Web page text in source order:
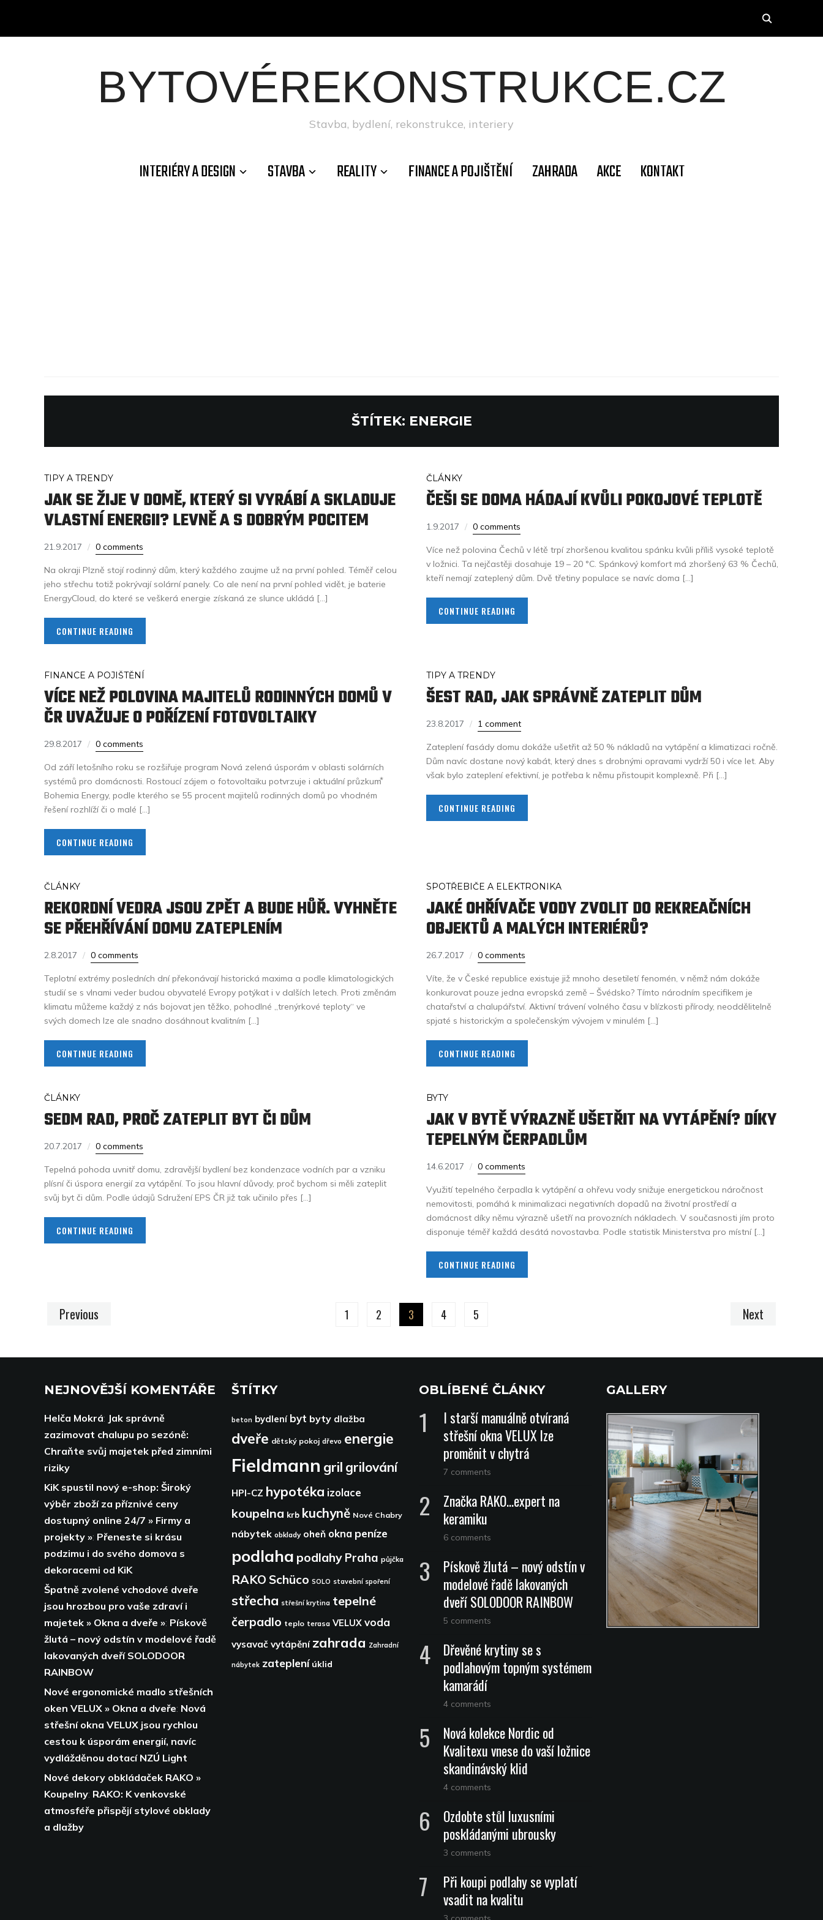
BYTOVÉREKONSTRUKCE.CZ
Stavba, bydlení, rekonstrukce, interiery
INTERIÉRY A DESIGN STAVBA REALITY FINANCE A POJIŠTĚNÍ ZAHRADA AKCE KONTAKT
ŠTÍTEK: ENERGIE
TIPY A TRENDY
JAK SE ŽIJE V DOMĚ, KTERÝ SI VYRÁBÍ A SKLADUJE
VLASTNÍ ENERGII? LEVNĚ A S DOBRÝM POCITEM
21.9.2017 0 comments
Na okraji Plzně stojí rodinný dům, který každého zaujme už na první pohled. Téměř celou
jeho střechu totiž pokrývají solární panely. Co ale není na první pohled vidět, je baterie
EnergyCloud, do které se veškerá energie získaná ze slunce ukládá […]
CONTINUE READING
ČLÁNKY
ČEŠI SE DOMA HÁDAJÍ KVŮLI POKOJOVÉ TEPLOTĚ
1.9.2017 0 comments
Více než polovina Čechů v létě trpí zhoršenou kvalitou spánku kvůli příliš vysoké teplotě
v ložnici. Ta nejčastěji dosahuje 19 – 20 °C. Spánkový komfort má zhoršený 63 % Čechů,
kteří nemají zateplený dům. Dvě třetiny populace se navíc doma […]
CONTINUE READING
FINANCE A POJIŠTĚNÍ
VÍCE NEŽ POLOVINA MAJITELŮ RODINNÝCH DOMŮ V
ČR UVAŽUJE O POŘÍZENÍ FOTOVOLTAIKY
29.8.2017 0 comments
Od září letošního roku se rozšiřuje program Nová zelená úsporám v oblasti solárních
systémů pro domácnosti. Rostoucí zájem o fotovoltaiku potvrzuje i aktuální průzkum⃰
Bohemia Energy, podle kterého se 55 procent majitelů rodinných domů po vhodném
řešení rozhlíží či o malé […]
CONTINUE READING
TIPY A TRENDY
ŠEST RAD, JAK SPRÁVNĚ ZATEPLIT DŮM
23.8.2017 1 comment
Zateplení fasády domu dokáže ušetřit až 50 % nákladů na vytápění a klimatizaci ročně.
Dům navíc dostane nový kabát, který dnes s drobnými opravami vydrží 50 i více let. Aby
však bylo zateplení efektivní, je potřeba k němu přistoupit komplexně. Při […]
CONTINUE READING
ČLÁNKY
REKORDNÍ VEDRA JSOU ZPĚT A BUDE HŮŘ. VYHNĚTE
SE PŘEHŘÍVÁNÍ DOMU ZATEPLENÍM
2.8.2017 0 comments
Teplotní extrémy posledních dní překonávají historická maxima a podle klimatologických
studií se s vlnami veder budou obyvatelé Evropy potýkat i v dalších letech. Proti změnám
klimatu můžeme každý z nás bojovat jen těžko, pohodlné „trenýrkové teploty“ ve
svých domech lze ale snadno dosáhnout kvalitním […]
CONTINUE READING
SPOTŘEBIČE A ELEKTRONIKA
JAKÉ OHŘÍVAČE VODY ZVOLIT DO REKREAČNÍCH
OBJEKTŮ A MALÝCH INTERIÉRŮ?
26.7.2017 0 comments
Víte, že v České republice existuje již mnoho desetiletí fenomén, v němž nám dokáže
konkurovat pouze jedna evropská země – Švédsko? Tímto národním specifikem je
chatařství a chalupářství. Aktivní trávení volného času v blízkosti přírody, neoddělitelně
spjaté s historickým a společenským vývojem v minulém […]
CONTINUE READING
ČLÁNKY
SEDM RAD, PROČ ZATEPLIT BYT ČI DŮM
20.7.2017 0 comments
Tepelná pohoda uvnitř domu, zdravější bydlení bez kondenzace vodních par a vzniku
plísní či úspora energií za vytápění. To jsou hlavní důvody, proč bychom si měli zateplit
svůj byt či dům. Podle údajů Sdružení EPS ČR již tak učinilo přes […]
CONTINUE READING
BYTY
JAK V BYTĚ VÝRAZNĚ UŠETŘIT NA VYTÁPĚNÍ? DÍKY
TEPELNÝM ČERPADLŮM
14.6.2017 0 comments
Využití tepelného čerpadla k vytápění a ohřevu vody snižuje energetickou náročnost
nemovitosti, pomáhá k minimalizaci negativních dopadů na životní prostředí a
domácnost díky němu výrazně ušetří na provozních nákladech. V současnosti jím proto
disponuje téměř každá desátá novostavba. Podle statistik Ministerstva pro místní […]
CONTINUE READING
Previous 1 2 3 4 5 Next
NEJNOVĚJŠÍ KOMENTÁŘE
Helča Mokrá: Jak správně
zazimovat chalupu po sezóně:
Chraňte svůj majetek před zimními
riziky
KiK spustil nový e-shop: Široký
výběr zboží za příznivé ceny
dostupný online 24/7 » Firmy a
projekty »: Přeneste si krásu
podzimu i do svého domova s
dekoracemi od KiK
Špatně zvolené vchodové dveře
jsou hrozbou pro vaše zdraví i
majetek » Okna a dveře »: Pískově
žlutá – nový odstín v modelové řadě
lakovaných dveří SOLODOOR
RAINBOW
Nové ergonomické madlo střešních
oken VELUX » Okna a dveře: Nová
střešní okna VELUX jsou rychlou
cestou k úsporám energií, navíc
vydlážděnou dotací NZÚ Light
Nové dekory obkládaček RAKO »
Koupelny: RAKO: K venkovské
atmosféře přispějí stylové obklady
a dlažby
ŠTÍTKY
beton bydlení byt byty dlažba
dveře dětský pokoj dřevo energie
Fieldmann gril grilování
HPI-CZ hypotéka izolace
koupelna krb kuchyně Nové Chabry
nábytek obklady oheň okna peníze
podlaha podlahy Praha půjčka
RAKO Schüco SOLO stavební spoření
střecha střešní krytina tepelné
čerpadlo teplo terasa VELUX voda
vysavač vytápění zahrada Zahradní
nábytek zateplení úklid
OBLÍBENÉ ČLÁNKY
I starší manuálně otvíraná
střešní okna VELUX lze
proměnit v chytrá
7 comments
Značka RAKO…expert na
keramiku
6 comments
Pískově žlutá – nový odstín v
modelové řadě lakovaných
dveří SOLODOOR RAINBOW
5 comments
Dřevěné krytiny se s
podlahovým topným systémem
kamarádí
4 comments
Nová kolekce Nordic od
Kvalitexu vnese do vaší ložnice
skandinávský klid
4 comments
Ozdobte stůl luxusními
poskládanými ubrousky
3 comments
Při koupi podlahy se vyplatí
vsadit na kvalitu
GALLERY